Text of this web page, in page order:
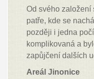
Od svého založení
patře, kde se
později i jedna
komplikovaná a
zapůjčení dalších
Areál Jinonice